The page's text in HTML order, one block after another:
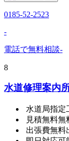
0185-52-2523
-
電話で無料相談-
8
水道修理案内
水道局指定
見積無料無
出張費無料